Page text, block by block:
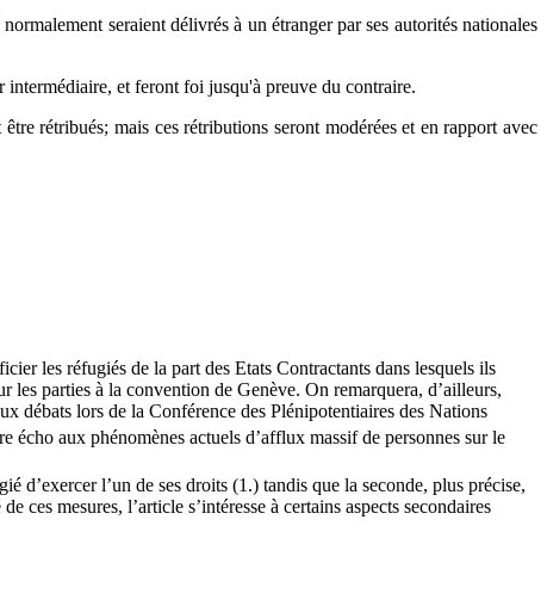
seraient délivrés à un étranger par ses autorités nationales
intermédiaire, et feront foi jusqu'à preuve du contraire.
rétribués; mais ces rétributions seront modérées et en rapport avec
les réfugiés de la part des Etats Contractants dans lesquels ils
les parties à la convention de Genève. On remarquera, d’ailleurs,
débats lors de la Conférence des Plénipotentiaires des Nations
écho aux phénomènes actuels d’afflux massif de personnes sur le
l’un de ses droits (1.) tandis que la seconde, plus précise,
ces mesures, l’article s’intéresse à certains aspects secondaires